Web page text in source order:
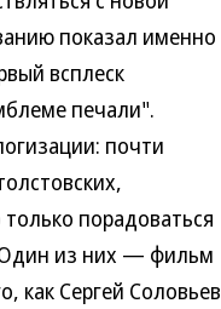
показал именно
всплеск
печали".
почти
порадоваться
Один из них — фильм
как Сергей Соловьев